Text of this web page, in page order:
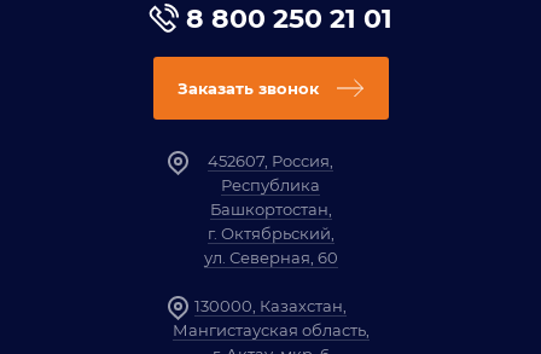
8 800 250 21 01
Заказать звонок
452607, Россия,
Республика
Башкортостан,
г. Октябрьский,
ул. Северная, 60
130000, Казахстан,
Мангистауская область,